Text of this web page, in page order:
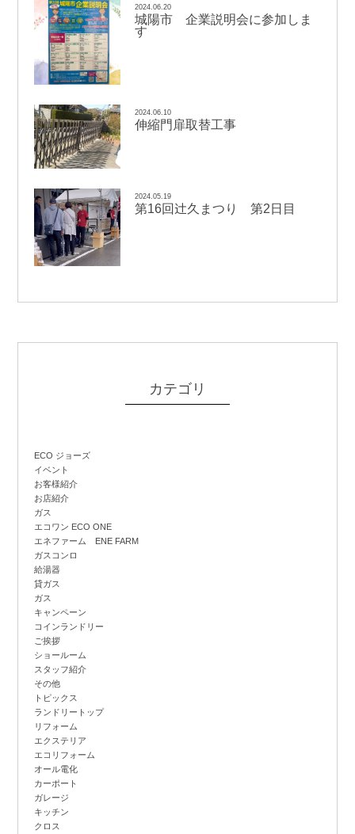
2024.06.20
城陽市 企業説明会に参加しま
す
2024.06.10
伸縮門扉取替工事
2024.05.19
第16回辻久まつり 第2日目
カテゴリ
ECO ジョーズ
イベント
お客様紹介
お店紹介
ガス
エコワン ECO ONE
エネファーム ENE FARM
ガスコンロ
給湯器
貸ガス
ガス
キャンペーン
コインランドリー
ご挨拶
ショールーム
スタッフ紹介
その他
トピックス
ランドリートップ
リフォーム
エクステリア
エコリフォーム
オール電化
カーポート
ガレージ
キッチン
クロス